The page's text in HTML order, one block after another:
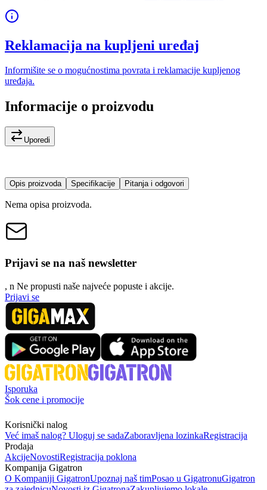
Reklamacija na kupljeni uređaj
Informišite se o mogućnostima povrata i reklamacije kupljenog
uređaja.
Informacije o proizvodu
Uporedi
Opis proizvoda Specifikacije Pitanja i odgovori
Nema opisa proizvoda.
Prijavi se na naš newsletter
, n Ne propusti naše najveće popuste i akcije.
Prijavi se
Isporuka
Šok cene i promocije
Korisnički nalog
Već imaš nalog? Uloguj se sadaZaboravljena lozinkaRegistracija
Prodaja
AkcijeNovostiRegistracija poklona
Kompanija Gigatron
O Kompaniji GigatronUpoznaj naš timPosao u GigatronuGigatron